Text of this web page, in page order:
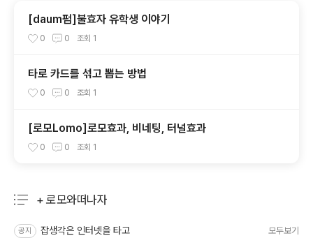
[daum펌]불효자 유학생 이야기
0 0 조회 1
타로 카드를 섞고 뽑는 방법
0 0 조회 1
[로모Lomo]로모효과, 비네팅, 터널효과
0 0 조회 1
+ 로모와떠나자
공지 잡생각은 인터넷을 타고 모두보기